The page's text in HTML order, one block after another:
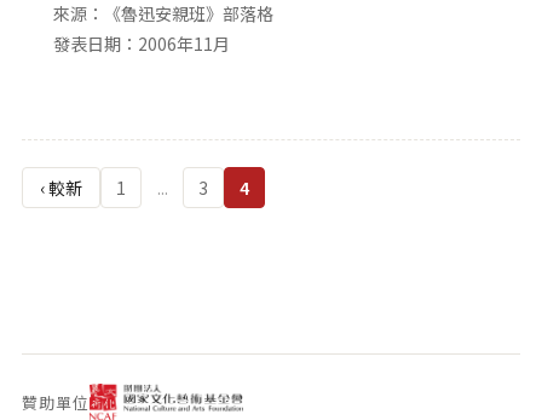
團隊成員
出版品
來源：《魯迅安親班》部落格
發表日期：2006年11月
文
章
‹ 較新 1 ... 3 4
贊助單位